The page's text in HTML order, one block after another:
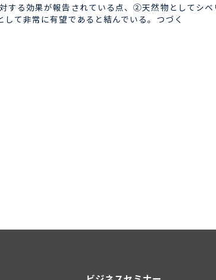
る効果が報告されている点、②天然物としてシベ
て非常に有望であると結んでいる。つづく